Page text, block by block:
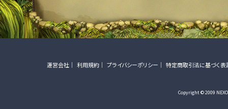
運営会社 利用規約 プライバシーポリシー 特定商取引法に基づく表
Copyright © 2009